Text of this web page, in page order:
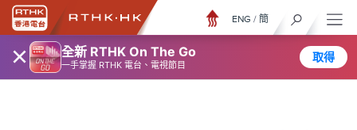
× 全新 RTHK On The Go
一手掌握 RTHK 電台、電視節目
取得
ENG / 簡